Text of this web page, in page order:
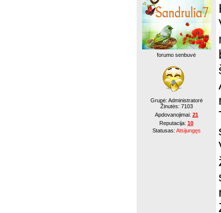
forumo senbuvė
Grupė: Administratorė
Žinutės: 7103
Apdovanojimai: 21
Reputacija: 10
Statusas: Atsijungęs